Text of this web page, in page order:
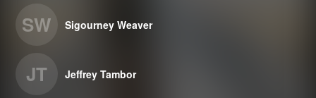
SW Sigourney Weaver
JT Jeffrey Tambor